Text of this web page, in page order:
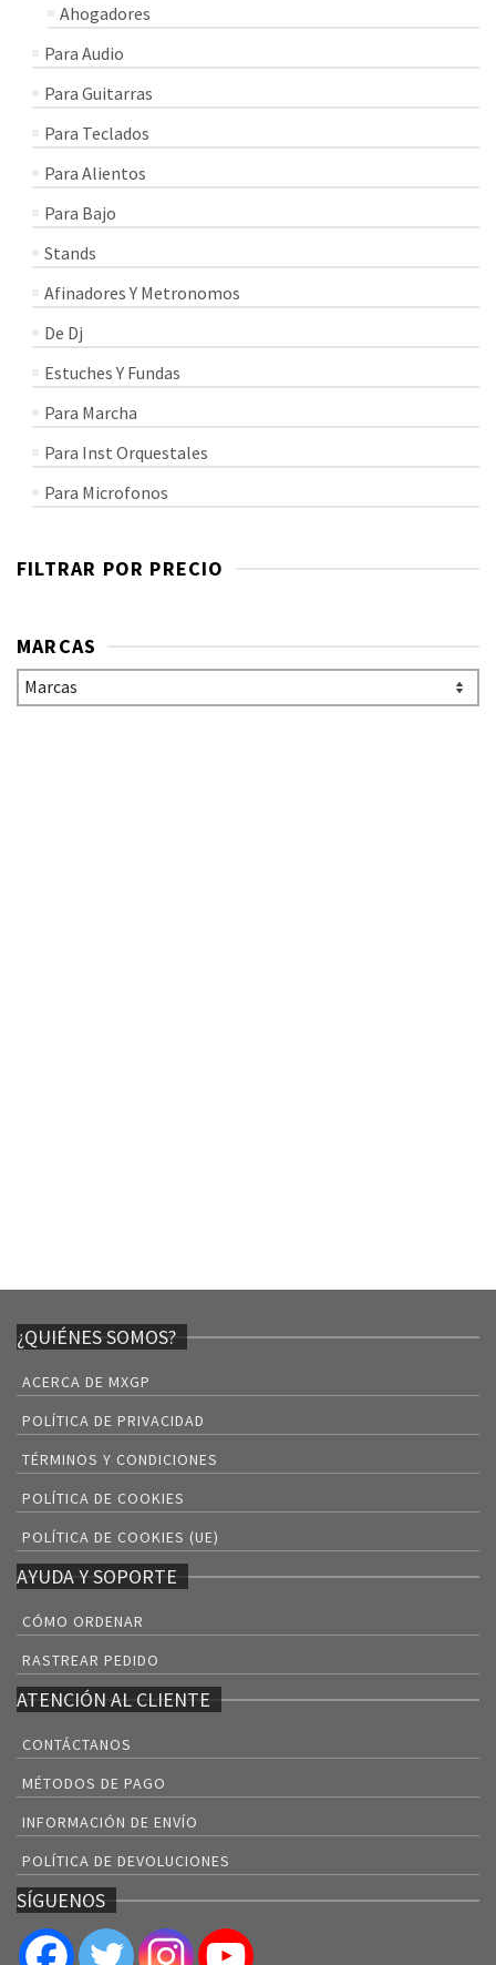
Ahogadores
Para Audio
Para Guitarras
Para Teclados
Para Alientos
Para Bajo
Stands
Afinadores Y Metronomos
De Dj
Estuches Y Fundas
Para Marcha
Para Inst Orquestales
Para Microfonos
FILTRAR POR PRECIO
MARCAS
¿QUIÉNES SOMOS?
ACERCA DE MXGP
POLÍTICA DE PRIVACIDAD
TÉRMINOS Y CONDICIONES
POLÍTICA DE COOKIES
POLÍTICA DE COOKIES (UE)
AYUDA Y SOPORTE
CÓMO ORDENAR
RASTREAR PEDIDO
ATENCIÓN AL CLIENTE
CONTÁCTANOS
MÉTODOS DE PAGO
INFORMACIÓN DE ENVÍO
POLÍTICA DE DEVOLUCIONES
SÍGUENOS